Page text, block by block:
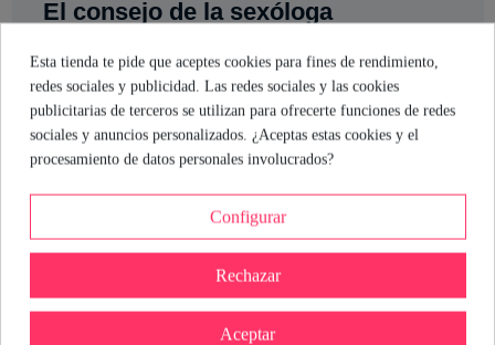
El consejo de la sexóloga
¿Te apetece experimentar nuevas sensaciones en tus relaciones?
Estas fundas para los pezones con vibración son ideales para
quienes buscan un extra de placer. Sus 12 funciones te permiten
jugar y descubrir qué te gusta más. La silicona aporta suavidad y
el sistema recargable por USB es práctico y moderno. Atrévete a
explorar y deja que tus pezones sean los protagonistas.
Cristina Rodriguez
Esta tienda te pide que aceptes cookies para fines de rendimiento,
redes sociales y publicidad. Las redes sociales y las cookies
publicitarias de terceros se utilizan para ofrecerte funciones de redes
sociales y anuncios personalizados. ¿Aceptas estas cookies y el
procesamiento de datos personales involucrados?
Configurar
Rechazar
Aceptar